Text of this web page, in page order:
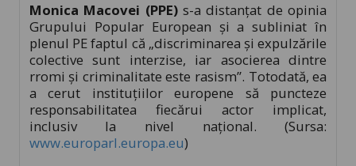
Monica Macovei (PPE)s-a distanţat de opinia
Grupului Popular European şi a subliniat în
plenul PE faptul că „discriminarea şi expulzările
colective sunt interzise, iar asocierea dintre
rromi şi criminalitate este rasism”. Totodată, ea
a cerut instituţiilor europene să puncteze
responsabilitatea fiecărui actor implicat,
inclusiv la nivel naţional. (Sursa:
www.europarl.europa.eu)